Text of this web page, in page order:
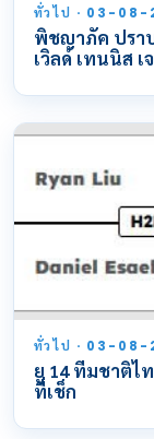
ทั่วไป · 03-08-
พิชญาภัค ปรา
เวิลด์ เทนนิส เ
ทั่วไป · 03-08-
ยู 14 ทีมชาติไ
ที่เช็ก